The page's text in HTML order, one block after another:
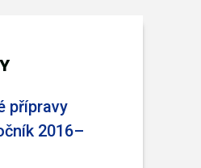
přípravy
2016–